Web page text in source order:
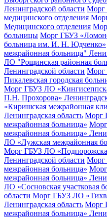
Ленинградской области Морг
медицинского отделения
Медицинского отделения
больницы Морг ГБУЗ
больница им. И. Н. Юдченко»
межрайонная больница"
ЛО "Рощинская районная
Ленинградской области Морг
Пикалевская городская
Морг ГБУЗ ЛО
П.Н. Прохорова»
«Киришская межрайонная
Ленинградская область Морг
межрайонная больница»
межрайонная больница»
ЛО «Лужская межрайонная
Морг ГБУЗ ЛО
Ленинградской области Морг
межрайонная больница»
межрайонная больница»
ЛО «Сосновская участковая
области Морг ГБУЗ ЛО
Ленинградская область Морг
межрайонная больница»